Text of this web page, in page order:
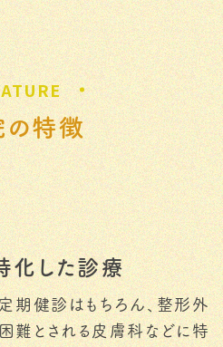
特徴
化した診療
期健診はもちろん、整形外
難とされる皮膚科などに特